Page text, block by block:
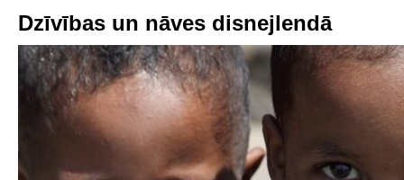
Dzīvības un nāves disnejlendā